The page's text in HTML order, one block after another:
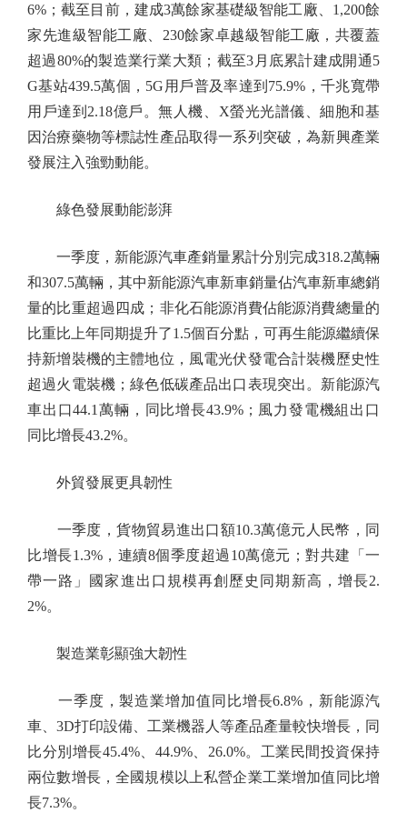
6%；截至目前，建成3萬餘家基礎級智能工廠、1,200餘
家先進級智能工廠、230餘家卓越級智能工廠，共覆蓋
超過80%的製造業行業大類；截至3月底累計建成開通5
G基站439.5萬個，5G用戶普及率達到75.9%，千兆寬帶
用戶達到2.18億戶。無人機、X螢光光譜儀、細胞和基
因治療藥物等標誌性產品取得一系列突破，為新興產業
發展注入強勁動能。
綠色發展動能澎湃
一季度，新能源汽車產銷量累計分別完成318.2萬輛
和307.5萬輛，其中新能源汽車新車銷量佔汽車新車總銷
量的比重超過四成；非化石能源消費佔能源消費總量的
比重比上年同期提升了1.5個百分點，可再生能源繼續保
持新增裝機的主體地位，風電光伏發電合計裝機歷史性
超過火電裝機；綠色低碳產品出口表現突出。新能源汽
車出口44.1萬輛，同比增長43.9%；風力發電機組出口
同比增長43.2%。
外貿發展更具韌性
一季度，貨物貿易進出口額10.3萬億元人民幣，同
比增長1.3%，連續8個季度超過10萬億元；對共建「一
帶一路」國家進出口規模再創歷史同期新高，增長2.
2%。
製造業彰顯強大韌性
一季度，製造業增加值同比增長6.8%，新能源汽
車、3D打印設備、工業機器人等產品產量較快增長，同
比分別增長45.4%、44.9%、26.0%。工業民間投資保持
兩位數增長，全國規模以上私營企業工業增加值同比增
長7.3%。